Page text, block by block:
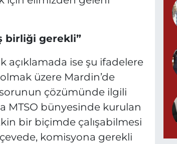
birliği gerekli”
açıklamada ise şu ifadelere
üzere Mardin’de
çözümünde ilgili
MTSO bünyesinde kurulan
bir biçimde çalışabilmesi
komisyona gerekli